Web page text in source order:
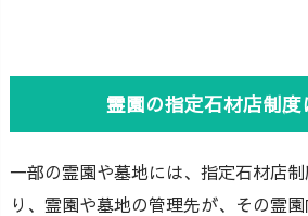
霊園の指定石材店制度
一部の霊園や墓地には、指定石材店
り、霊園や墓地の管理先が、その霊